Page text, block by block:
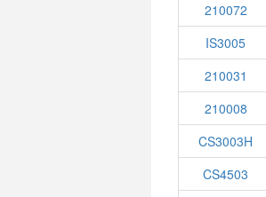
210072
IS3005
210031
210008
CS3003H
CS4503